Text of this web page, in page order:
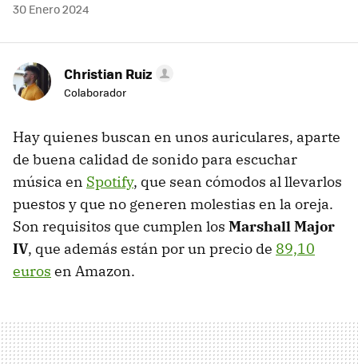
30 Enero 2024
Christian Ruiz
Colaborador
Hay quienes buscan en unos auriculares, aparte
de buena calidad de sonido para escuchar
música en Spotify, que sean cómodos al llevarlos
puestos y que no generen molestias en la oreja.
Son requisitos que cumplen los Marshall Major
IV, que además están por un precio de 89,10
euros en Amazon.